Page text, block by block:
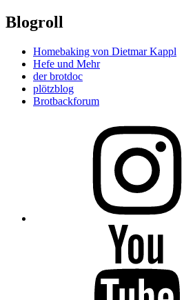
Blogroll
Homebaking von Dietmar Kappl
Hefe und Mehr
der brotdoc
plötzblog
Brotbackforum